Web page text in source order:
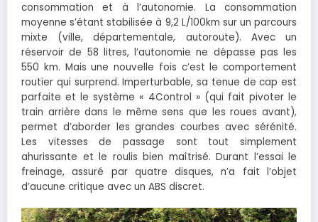
consommation et à l’autonomie. La consommation
moyenne s’étant stabilisée à 9,2 L/100km sur un parcours
mixte (ville, départementale, autoroute). Avec un
réservoir de 58 litres, l’autonomie ne dépasse pas les
550 km. Mais une nouvelle fois c’est le comportement
routier qui surprend. Imperturbable, sa tenue de cap est
parfaite et le système « 4Control » (qui fait pivoter le
train arrière dans le même sens que les roues avant),
permet d’aborder les grandes courbes avec sérénité.
Les vitesses de passage sont tout simplement
ahurissante et le roulis bien maîtrisé. Durant l’essai le
freinage, assuré par quatre disques, n’a fait l’objet
d’aucune critique avec un ABS discret.